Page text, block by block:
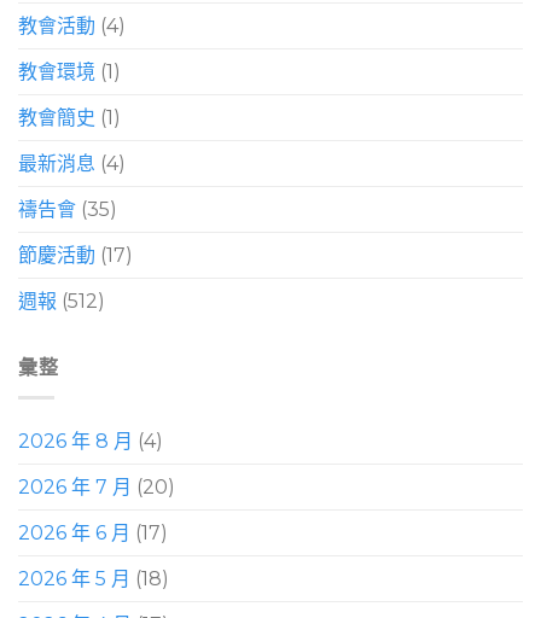
教會活動 (4)
教會環境 (1)
教會簡史 (1)
最新消息 (4)
禱告會 (35)
節慶活動 (17)
週報 (512)
彙整
2026 年 8 月 (4)
2026 年 7 月 (20)
2026 年 6 月 (17)
2026 年 5 月 (18)